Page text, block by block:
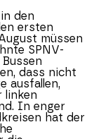
den
ersten
müssen
SPNV-
dass nicht
ausfallen,
linken
In enger
hat der